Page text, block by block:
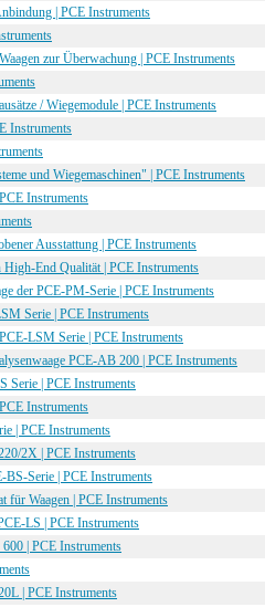
| PCE Instruments
zur Überwachung | PCE Instruments
/ Wiegemodule | PCE Instruments
Instruments
und Wiegemaschinen" | PCE Instruments
Instruments
Ausstattung | PCE Instruments
High-End Qualität | PCE Instruments
der PCE-PM-Serie | PCE Instruments
Serie | PCE Instruments
LSM Serie | PCE Instruments
PCE-AB 200 | PCE Instruments
Serie | PCE Instruments
Instruments
| PCE Instruments
2X | PCE Instruments
BS-Serie | PCE Instruments
für Waagen | PCE Instruments
LS | PCE Instruments
| PCE Instruments
| PCE Instruments